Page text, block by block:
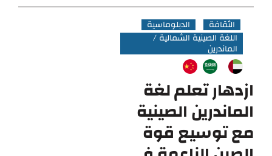
الثقافة
الدبلوماسية
اللغة الصينية الشمالية /
الماندرين
ازدهار تعلم لغة
الماندرين الصينية
مع توسيع قوة